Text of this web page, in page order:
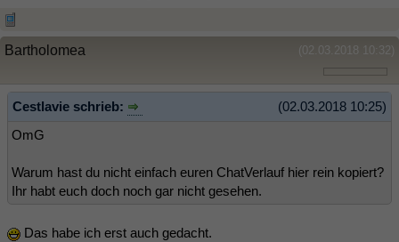
(02.03.2018 10:32)
Bartholomea
(02.03.2018 10:25)
Cestlavie schrieb:
OmG
Warum hast du nicht einfach euren ChatVerlauf hier rein kopiert?
Ihr habt euch doch noch gar nicht gesehen.
Das habe ich erst auch gedacht.